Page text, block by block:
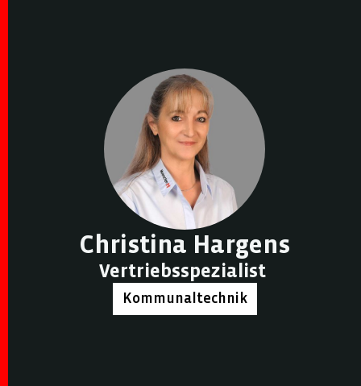
Christina Hargens
Vertriebsspezialist
Kommunaltechnik